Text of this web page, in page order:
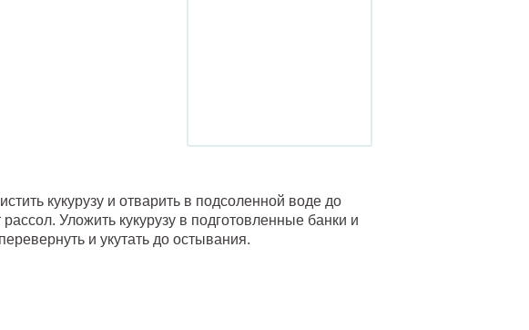
кукурузу и отварить в подсоленной воде до
Уложить кукурузу в подготовленные банки и
и укутать до остывания.